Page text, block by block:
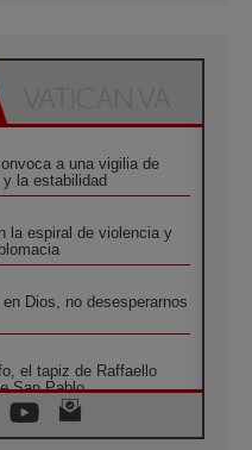
a una vigilia de
la estabilidad
la espiral de violencia y
en Dios, no desesperarnos
el tapiz de Raffaello
San Pablo
no se compra con una